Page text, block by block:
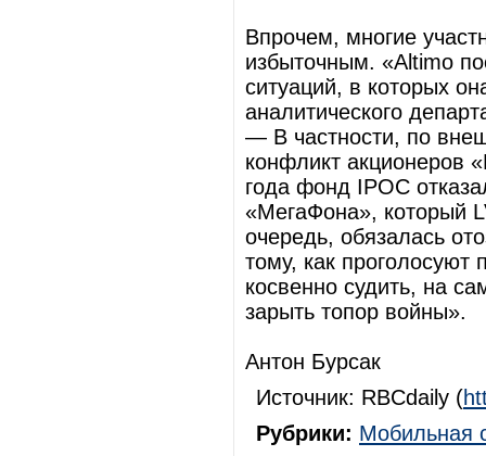
Впрочем, многие
избыточным. «Altimo
ситуаций, в которых
аналитического
— В частности, по
конфликт акционеров
года фонд IPOC
«МегаФона», который
очередь, обязалась
тому, как
косвенно судить, на
зарыть топор войны».
Антон Бурсак
Источник: RBCdaily (
Рубрики: Мобильная